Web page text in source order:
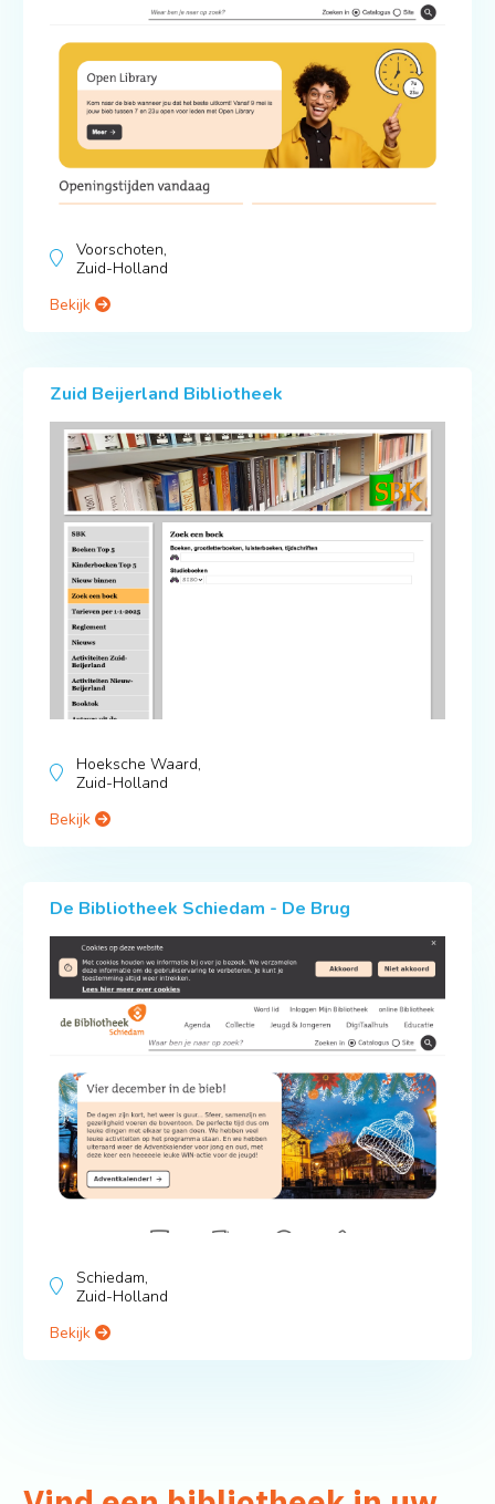
Voorschoten,
Zuid-Holland
Bekijk
Zuid Beijerland Bibliotheek
Hoeksche Waard,
Zuid-Holland
Bekijk
De Bibliotheek Schiedam - De Brug
Schiedam,
Zuid-Holland
Bekijk